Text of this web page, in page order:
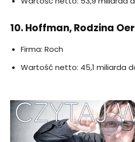
10. Hoffman, Rodzina
Firma: Roch
Wartość netto: 45,1 miliarda